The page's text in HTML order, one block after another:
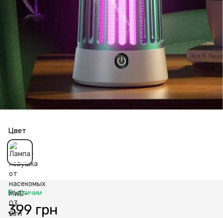
Цвет
В наличии
399 грн